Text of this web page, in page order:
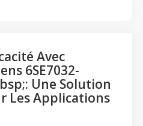
Avec
6SE7032-
Une Solution
Les Applications